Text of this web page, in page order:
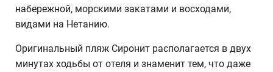
набережной, морскими закатами и восходами,
видами на Нетанию.
Оригинальный пляж Сиронит располагается в двух
минутах ходьбы от отеля и знаменит тем, что даже